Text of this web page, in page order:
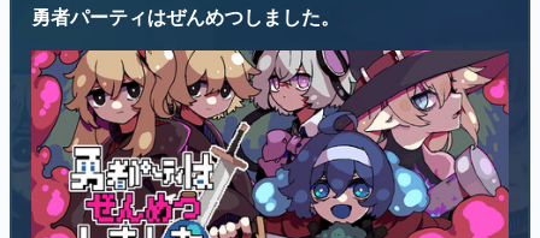
勇者パーティはぜんめつしました。